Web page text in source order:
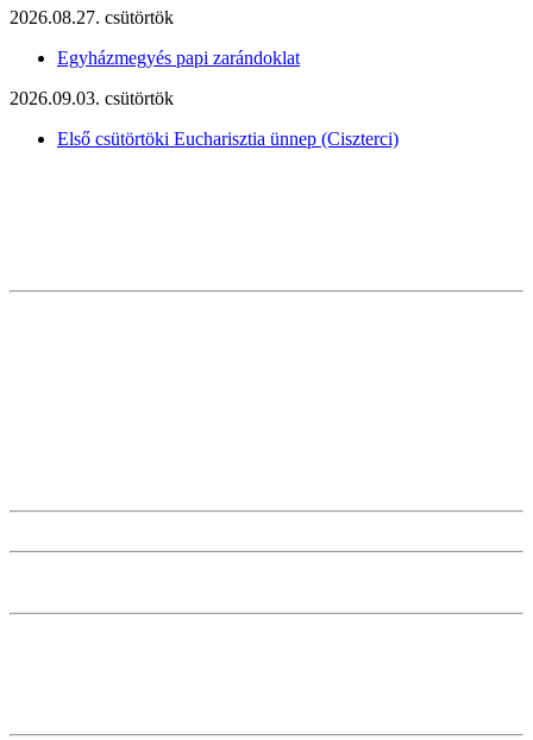
2026.08.27. csütörtök
Egyházmegyés papi zarándoklat
2026.09.03. csütörtök
Első csütörtöki Eucharisztia ünnep (Ciszterci)